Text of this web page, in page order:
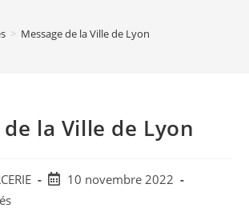
> Message de la Ville de Lyon
de la Ville de Lyon
Post10 novembre 2022